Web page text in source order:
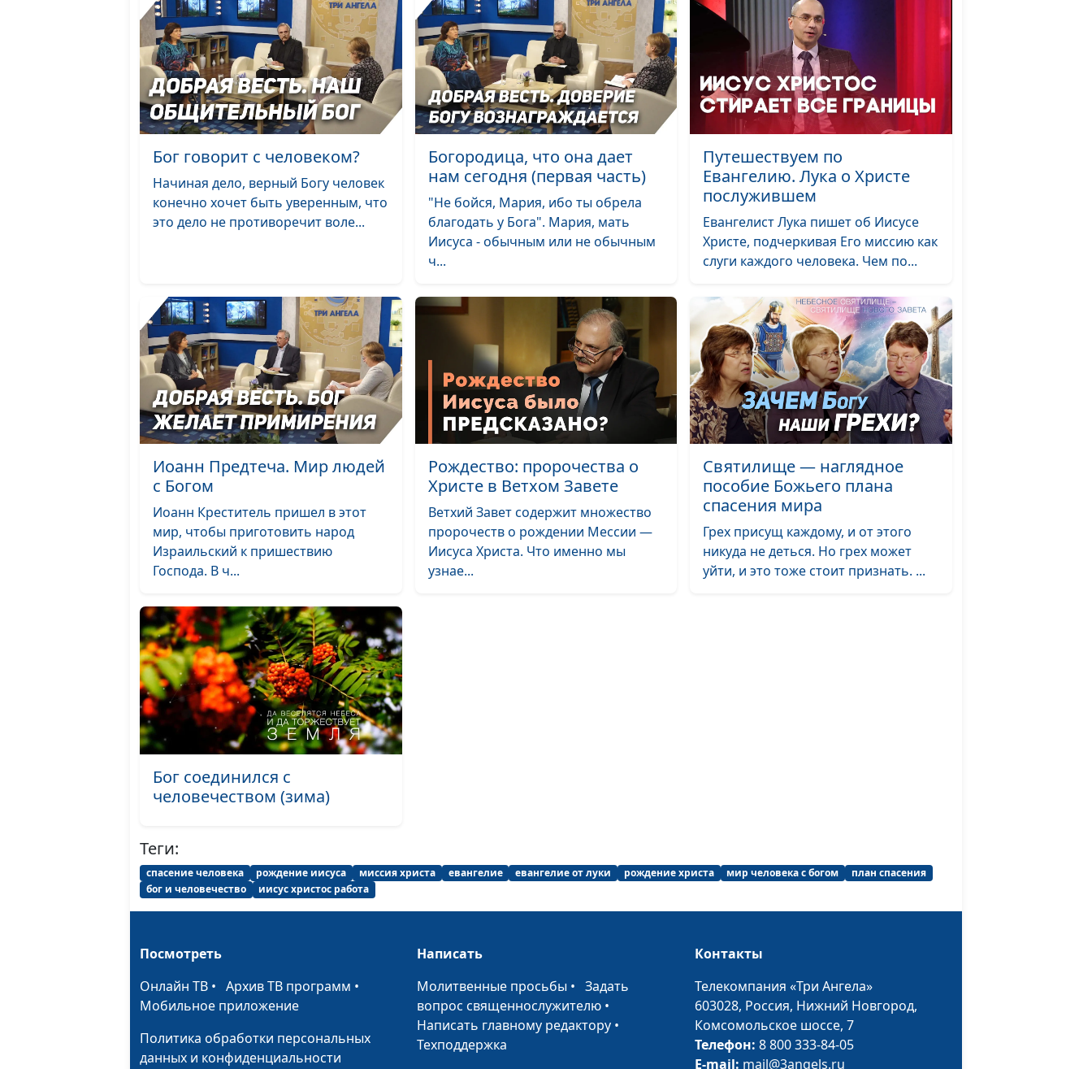
Бог говорит с человеком?
Начиная дело, верный Богу человек
конечно хочет быть уверенным, что
это дело не противоречит воле...
Богородица, что она дает
нам сегодня (первая часть)
"Не бойся, Мария, ибо ты обрела
благодать у Бога". Мария, мать
Иисуса - обычным или не обычным
ч...
Путешествуем по
Евангелию. Лука о Христе
послужившем
Евангелист Лука пишет об Иисусе
Христе, подчеркивая Его миссию как
слуги каждого человека. Чем по...
Иоанн Предтеча. Мир людей
с Богом
Иоанн Креститель пришел в этот
мир, чтобы приготовить народ
Израильский к пришествию
Господа. В ч...
Рождество: пророчества о
Христе в Ветхом Завете
Ветхий Завет содержит множество
пророчеств о рождении Мессии —
Иисуса Христа. Что именно мы
узнае...
Святилище — наглядное
пособие Божьего плана
спасения мира
Грех присущ каждому, и от этого
никуда не деться. Но грех может
уйти, и это тоже стоит признать. ...
Бог соединился с
человечеством (зима)
Теги:
спасение человека рождение иисуса миссия христа евангелие евангелие от луки рождение христа мир человека с богом
план спасения
бог и человечество
иисус христос работа
Посмотреть
Онлайн ТВ • Архив ТВ программ •
Мобильное приложение
Политика обработки персональных
данных и конфиденциальности
Написать
Молитвенные просьбы •Задать
вопрос священнослужителю •
Написать главному редактору •
Техподдержка
Контакты
Телекомпания «Три Ангела»
603028, Россия, Нижний Новгород,
Комсомольское шоссе, 7
Телефон: 8 800 333-84-05
E-mail: mail@3angels.ru